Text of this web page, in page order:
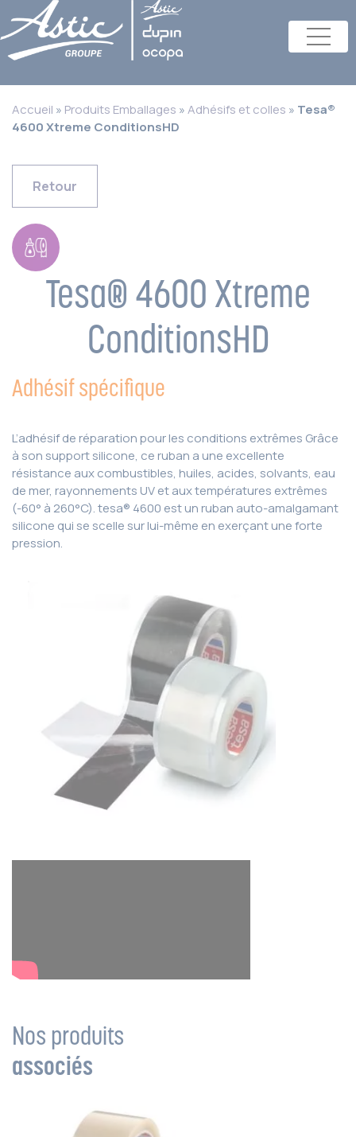
Accueil » Produits Emballages »Adhésifs et colles » Tesa®
4600 Xtreme ConditionsHD
Retour
Tesa® 4600 Xtreme
ConditionsHD
Adhésif spécifique
L’adhésif de réparation pour les conditions extrêmes Grâce
à son support silicone, ce ruban a une excellente
résistance aux combustibles, huiles, acides, solvants, eau
de mer, rayonnements UV et aux températures extrêmes
(-60° à 260°C). tesa® 4600 est un ruban auto-amalgamant
silicone qui se scelle sur lui-même en exerçant une forte
pression.
Nos produits
associés